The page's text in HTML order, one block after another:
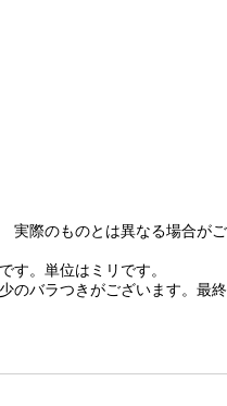
際のものとは異なる場合がご
す。単位はミリです。
のバラつきがございます。最終